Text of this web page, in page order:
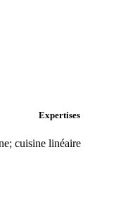
Expertises
cuisine linéaire